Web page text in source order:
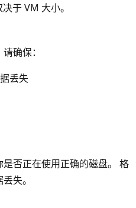
于 VM 大小。
确保：
丢失
否正在使用正确的磁盘。 格
失。